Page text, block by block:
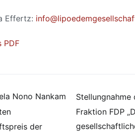
Effertz:
PDF
Nono Nankam
der
Fraktion FDP